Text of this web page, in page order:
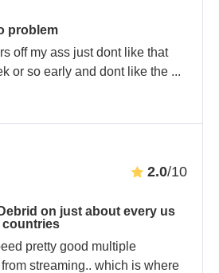
problem
off my ass just dont like that
or so early and dont like the ...
2.0/10
on just about every us
countries
pretty good multiple
streaming.. which is where